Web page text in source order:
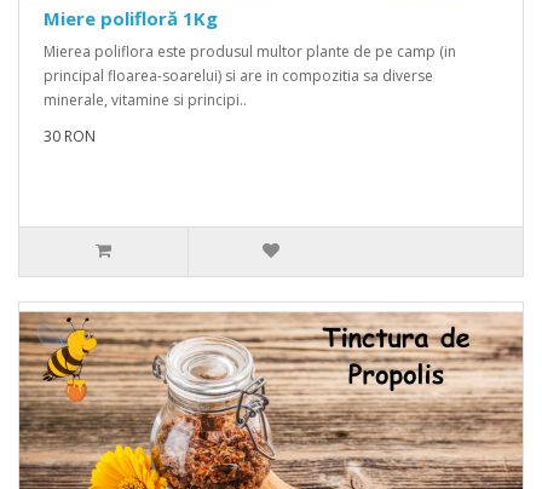
Miere polifloră 1Kg
Mierea poliflora este produsul multor plante de pe camp (in
principal floarea-soarelui) si are in compozitia sa diverse
minerale, vitamine si principi..
30 RON